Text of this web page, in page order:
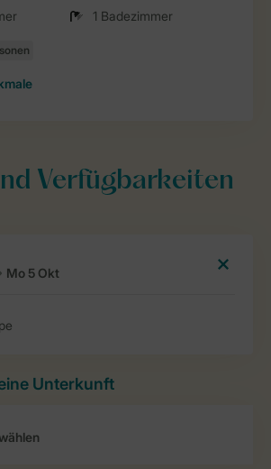
1 Badezimmer
Verfügbarkeiten
Unterkunft